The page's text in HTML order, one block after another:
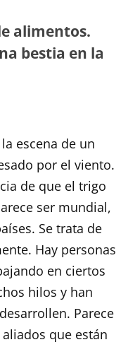
alimentos.
bestia en la
escena de un
por el viento.
de que el trigo
ser mundial,
Se trata de
Hay personas
en ciertos
hilos y han
Parece
que están